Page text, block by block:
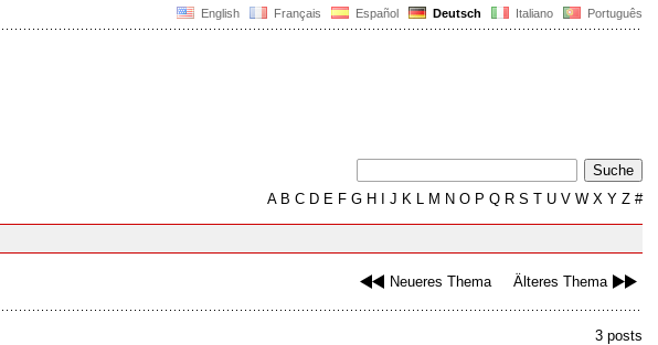
English Français Español Deutsch Italiano Português
AB C D E F G H J K L M N O P Q R S T U V W X Y Z #
Neueres Thema Älteres Thema
3 posts